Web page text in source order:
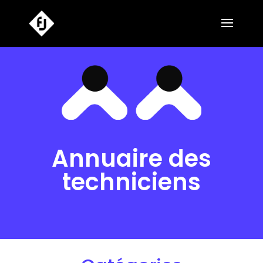
Annuaire des
techniciens